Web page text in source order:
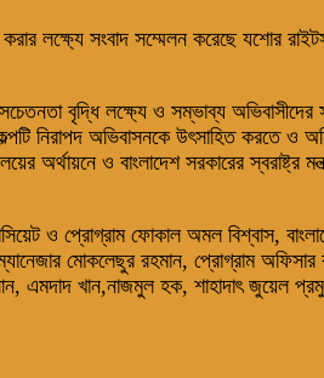
লক্ষ্যে সংবাদ সম্মেলন করেছে যশোর
বৃদ্ধি লক্ষ্যে ও সম্ভাব্য
নিরাপদ অভিবাসনকে উৎসাহিত করতে ও
অর্থায়নে ও বাংলাদেশ সরকারের স্বরাষ্ট্র
ও প্রোগ্রাম ফোকাল অমল বিশ্বাস,
মোকলেছুর রহমান, প্রোগ্রাম
এমদাদ খান,নাজমুল হক, শাহাদাৎ জুয়েল